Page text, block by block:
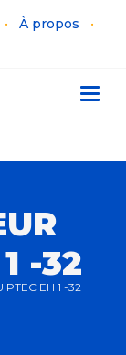
• À propos
•
-32
EH 1 -32